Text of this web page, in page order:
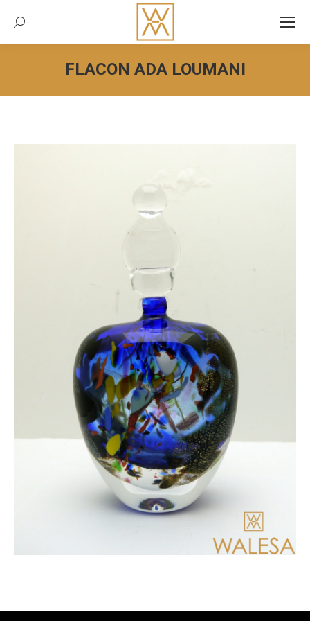
Recherche:
FLACON ADA LOUMANI
Vous êtes ici :